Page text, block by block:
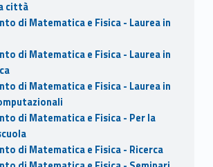
città
di Matematica e Fisica - Laurea in
di Matematica e Fisica - Laurea in
di Matematica e Fisica - Laurea in
di Matematica e Fisica - Per la
di Matematica e Fisica - Ricerca